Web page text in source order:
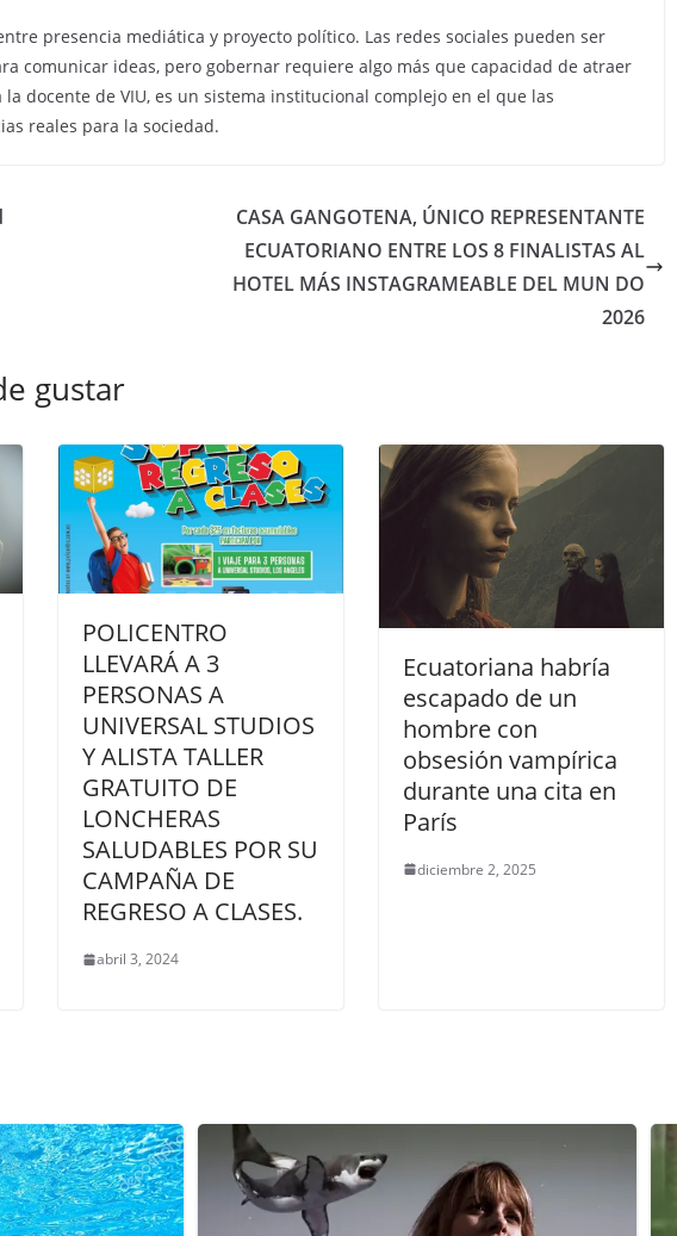
presencia mediática y proyecto político. Las redes sociales pueden ser
comunicar ideas, pero gobernar requiere algo más que capacidad de atraer
docente de VIU, es un sistema institucional complejo en el que las
reales para la sociedad.
CASA GANGOTENA, ÚNICO REPRESENTANTE
ECUATORIANO ENTRE LOS 8 FINALISTAS AL
HOTEL MÁS INSTAGRAMEABLE DEL MUN DO
2026
gustar
POLICENTRO
LLEVARÁ A 3
PERSONAS A
UNIVERSAL STUDIOS
Y ALISTA TALLER
GRATUITO DE
LONCHERAS
SALUDABLES POR SU
CAMPAÑA DE
REGRESO A CLASES.
abril 3, 2024
Ecuatoriana habría
escapado de un
hombre con
obsesión vampírica
durante una cita en
París
diciembre 2, 2025